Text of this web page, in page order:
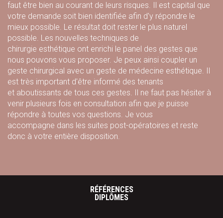
faut être bien au courant de leurs risques. Il est capital que
votre demande soit bien identifiée afin d'y répondre le
mieux possible. Le résultat doit rester le plus naturel
possible. Les nouvelles techniques de
chirurgie esthétique ont enrichi le panel des gestes que
nous pouvons vous proposer. Je peux ainsi coupler un
geste chirurgical avec un geste de médecine esthétique. Il
est très important d'être informé des tenants
et aboutissants de tous ces gestes. Il ne faut pas hésiter à
venir plusieurs fois en consultation afin que je puisse
répondre à toutes vos questions. Je vous
accompagne dans les suites post-opératoires et reste
donc à votre entière disposition.
RÉFÉRENCES
DIPLÔMES